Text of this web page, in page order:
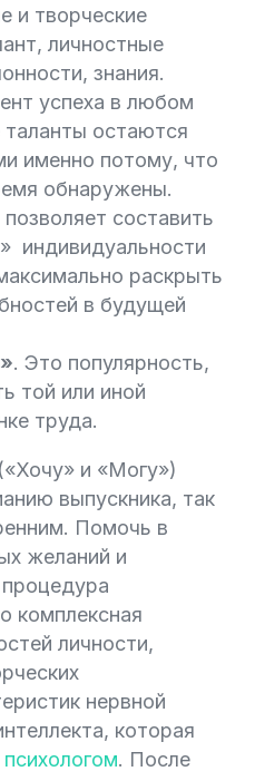
и творческие
личностные
знания.
успеха в любом
остаются
именно потому, что
обнаружены.
составить
индивидуальности
раскрыть
в будущей
. Это популярность,
той или иной
труда.
и «Могу»)
выпускника, так
Помочь в
желаний и
комплексная
личности,
нервной
которая
. После